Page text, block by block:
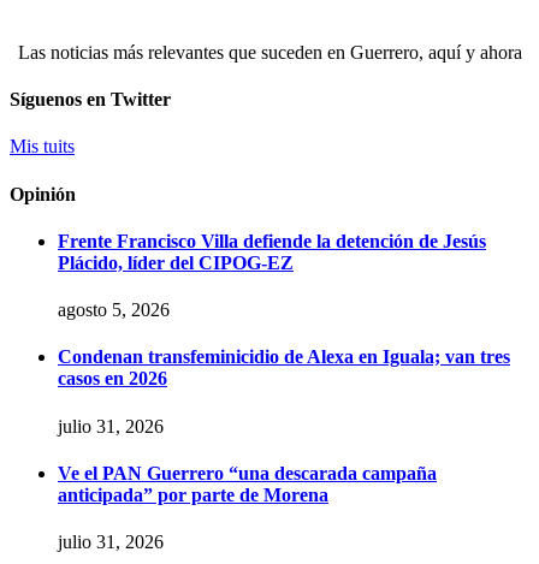
Las noticias más relevantes que suceden en Guerrero, aquí y ahora
Síguenos en Twitter
Mis tuits
Opinión
Frente Francisco Villa defiende la detención de Jesús
Plácido, líder del CIPOG-EZ
agosto 5, 2026
Condenan transfeminicidio de Alexa en Iguala; van tres
casos en 2026
julio 31, 2026
Ve el PAN Guerrero “una descarada campaña
anticipada” por parte de Morena
julio 31, 2026